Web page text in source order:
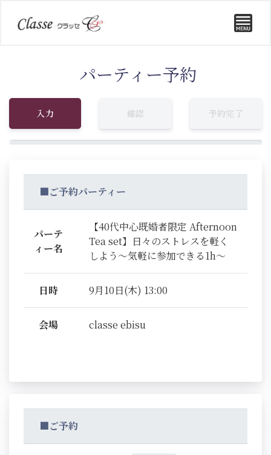
パーティー予約
入力 確認 予約完了
■ご予約パーティー
パーテ
ィー名
【40代中心既婚者限定 Afternoon
Tea set】日々のストレスを軽く
しよう～気軽に参加できる1h～
日時 9月10日(木) 13:00
会場 classe ebisu
■ご予約